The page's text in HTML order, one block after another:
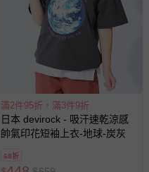
滿2件95折，滿3件9折
日本 devirock - 吸汗速乾涼感
帥氣印花短袖上衣-地球-炭灰
68折